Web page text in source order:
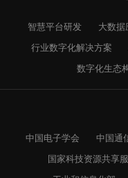
智慧平台研发 大数据
行业数字化解决方案
数字化生态
中国电子学会 中国通
国家科技资源共享